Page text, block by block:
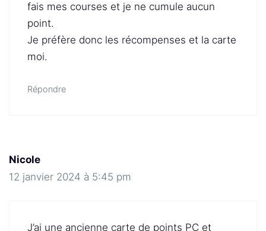
fais mes courses et je ne cumule aucun
point.
Je préfère donc les récompenses et la carte
moi.
Répondre
Nicole
12 janvier 2024 à 5:45 pm
J’ai une ancienne carte de points PC et